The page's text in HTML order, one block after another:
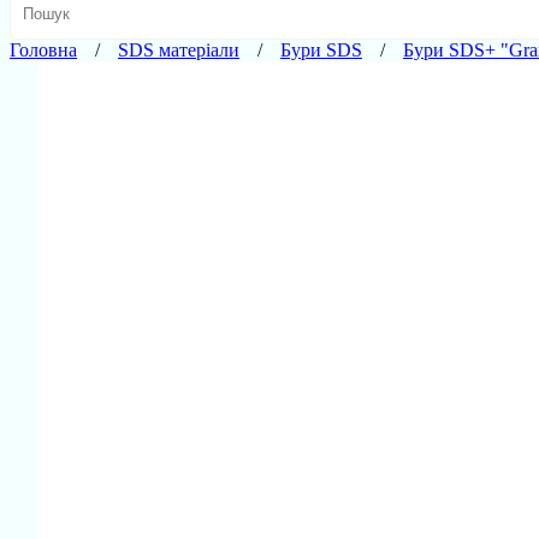
Головна SDS матеріали Бури SDS Бури SDS+